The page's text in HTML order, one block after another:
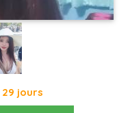
jours